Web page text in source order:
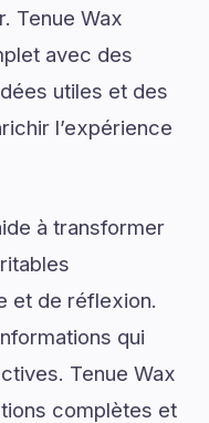
Tenue Wax
avec des
utiles et des
l’expérience
à transformer
et de réflexion.
qui
Tenue Wax
complètes et